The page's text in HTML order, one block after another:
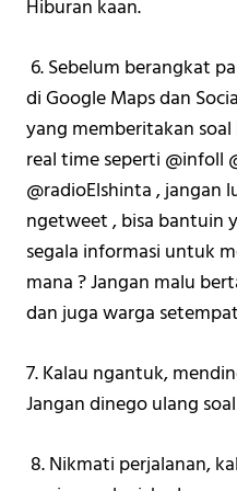
Hiburan kaan.
di Google Maps dan
yang memberitakan
real time seperti @infoll
@radioElshinta , jangan
ngetweet , bisa bantuin
segala informasi untuk
mana ? Jangan malu
dan juga warga
7. Kalau ngantuk,
Jangan dinego ulang